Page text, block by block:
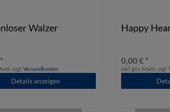
Walzer
zzgl.Versandkosten
Details anzeigen
Happy
0,00 € *
inkl. ges. MwSt. zzgl.